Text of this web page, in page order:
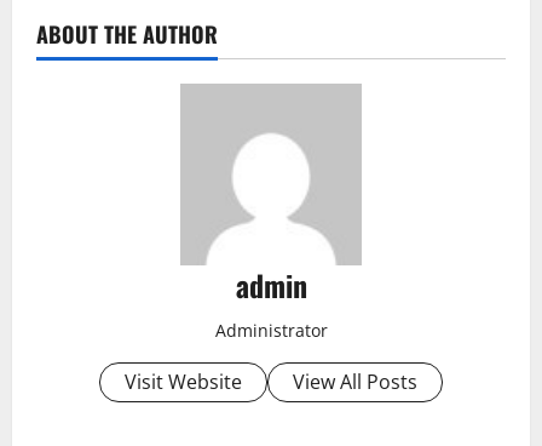
ABOUT THE AUTHOR
admin
Administrator
Visit Website View All Posts